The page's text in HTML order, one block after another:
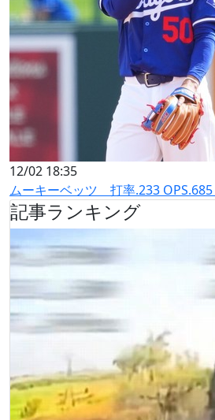
12/02 18:35
ムーキーベッツ 打率.233
記事ランキング